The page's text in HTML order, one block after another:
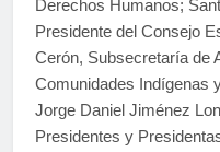
Derechos Humanos;
Presidente del Consejo
Cerón, Subsecretaría de
Comunidades Indígenas
Jorge Daniel Jiménez
Presidentes y